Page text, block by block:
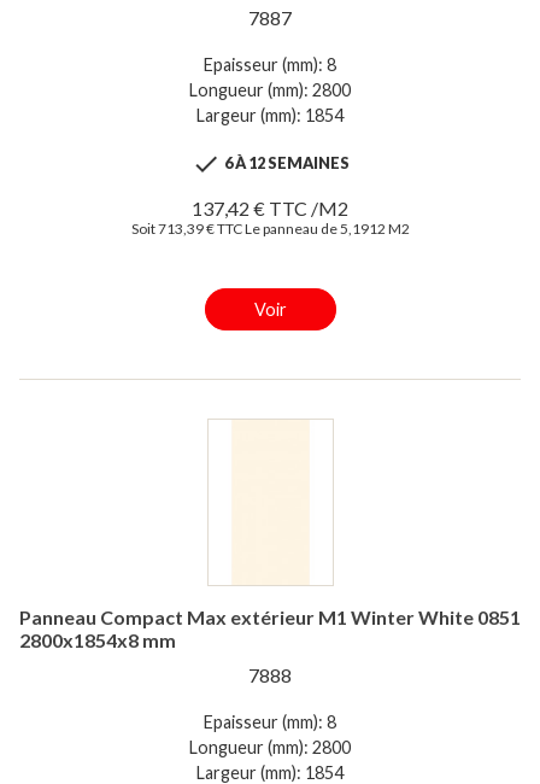
7887
Epaisseur (mm): 8
Longueur (mm): 2800
Largeur (mm): 1854
 6 À 12 SEMAINES
137,42 € TTC /M2
Soit 713,39 € TTC Le panneau de 5,1912 M2
Voir
Panneau Compact Max extérieur M1 Winter White 0851
2800x1854x8 mm
7888
Epaisseur (mm): 8
Longueur (mm): 2800
Largeur (mm): 1854